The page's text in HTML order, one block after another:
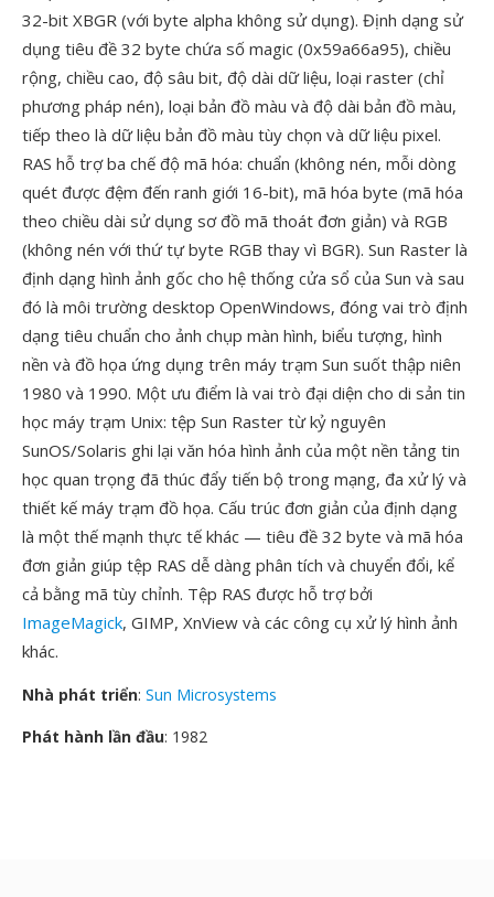
32-bit XBGR (với byte alpha không sử dụng). Định dạng sử
dụng tiêu đề 32 byte chứa số magic (0x59a66a95), chiều
rộng, chiều cao, độ sâu bit, độ dài dữ liệu, loại raster (chỉ
phương pháp nén), loại bản đồ màu và độ dài bản đồ màu,
tiếp theo là dữ liệu bản đồ màu tùy chọn và dữ liệu pixel.
RAS hỗ trợ ba chế độ mã hóa: chuẩn (không nén, mỗi dòng
quét được đệm đến ranh giới 16-bit), mã hóa byte (mã hóa
theo chiều dài sử dụng sơ đồ mã thoát đơn giản) và RGB
(không nén với thứ tự byte RGB thay vì BGR). Sun Raster là
định dạng hình ảnh gốc cho hệ thống cửa sổ của Sun và sau
đó là môi trường desktop OpenWindows, đóng vai trò định
dạng tiêu chuẩn cho ảnh chụp màn hình, biểu tượng, hình
nền và đồ họa ứng dụng trên máy trạm Sun suốt thập niên
1980 và 1990. Một ưu điểm là vai trò đại diện cho di sản tin
học máy trạm Unix: tệp Sun Raster từ kỷ nguyên
SunOS/Solaris ghi lại văn hóa hình ảnh của một nền tảng tin
học quan trọng đã thúc đẩy tiến bộ trong mạng, đa xử lý và
thiết kế máy trạm đồ họa. Cấu trúc đơn giản của định dạng
là một thế mạnh thực tế khác — tiêu đề 32 byte và mã hóa
đơn giản giúp tệp RAS dễ dàng phân tích và chuyển đổi, kể
cả bằng mã tùy chỉnh. Tệp RAS được hỗ trợ bởi
ImageMagick, GIMP, XnView và các công cụ xử lý hình ảnh
khác.
Nhà phát triển: Sun Microsystems
Phát hành lần đầu: 1982